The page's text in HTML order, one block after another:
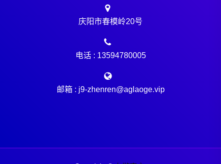
庆阳市春模岭20号
电话 : 13594780005
邮箱 : j9-zhenren@aglaoge.vip